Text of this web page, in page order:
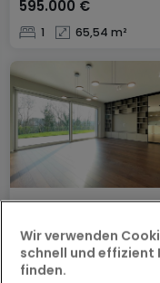
595.000 €
1 65,54 m²
Wohnung
1.299.267 €
3
Wir verwenden
schnell und effizient
finden.